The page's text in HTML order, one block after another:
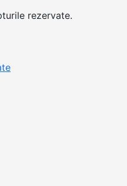
rezervate.